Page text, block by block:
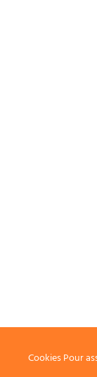
Cookies Pour